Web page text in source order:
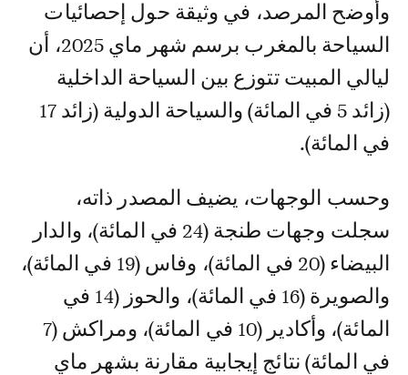
وأوضح المرصد، في وثيقة حول إحصائيات
السياحة بالمغرب برسم شهر ماي 2025، أن
ليالي المبيت تتوزع بين السياحة الداخلية
(زائد 5 في المائة) والسياحة الدولية (زائد 17
في المائة).
وحسب الوجهات، يضيف المصدر ذاته،
سجلت وجهات طنجة (24 في المائة)، والدار
البيضاء (20 في المائة)، وفاس (19 في المائة)،
والصويرة (16 في المائة)، والحوز (14 في
المائة)، وأكادير (10 في المائة)، ومراكش (7
في المائة) نتائج إيجابية مقارنة بشهر ماي